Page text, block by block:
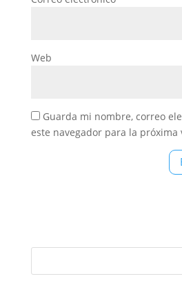
Web
Guarda mi nombre, correo
este navegador para la próxima